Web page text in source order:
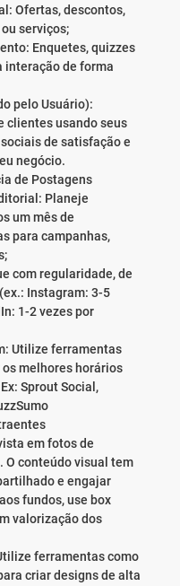
Ofertas, descontos,
serviços;
Enquetes, quizzes
interação de forma
pelo Usuário):
clientes usando seus
de satisfação e
negócio.
de Postagens
Planeje
um mês de
para campanhas,
com regularidade, de
Instagram: 3-5
1-2 vezes por
Utilize ferramentas
melhores horários
Sprout Social,
em fotos de
O conteúdo visual tem
e engajar
fundos, use box
valorização dos
ferramentas como
criar designs de alta